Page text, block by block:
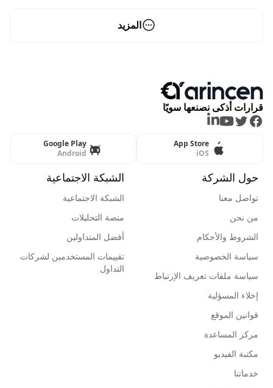
المزيد
قرارات أذكى نصنعها سويًا
Facebook
Twitter
Youtube
LinkedIn
App Store
iOS
Google Play
Android
حول الشركة
تواصل معنا
من نحن
الشروط والأحكام
سياسة الخصوصية
سياسة ملفات تعريف الإرتباط
إخلاء المسؤلية
قوانين الموقع
مركز المساعدة
مكتبة الفيديو
خدماتنا
الشبكة الاجتماعية
الشبكة الاجتماعية
منصة التحليلات
أفضل المتداولين
تقييمات المستخدمين لشركات
التداول